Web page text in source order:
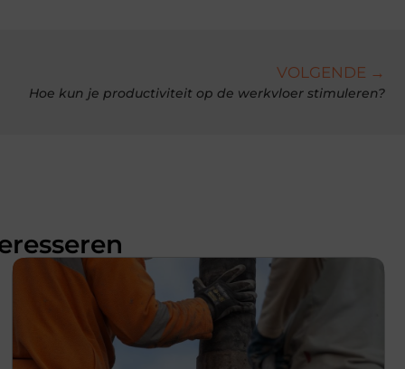
VOLGENDE →
Hoe kun je productiviteit op de werkvloer stimuleren?